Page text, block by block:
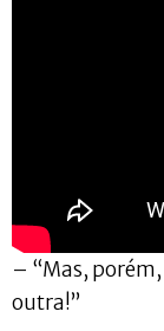
– “Mas,
outra!”